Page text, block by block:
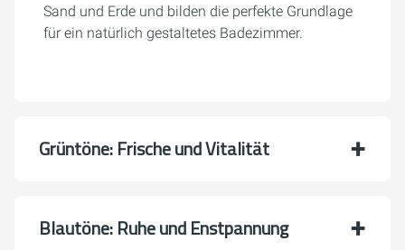
Sand und Erde und bilden die perfekte Grundlage
für ein natürlich gestaltetes Badezimmer.
Grüntöne: Frische und Vitalität
Blautöne: Ruhe und Enstpannung